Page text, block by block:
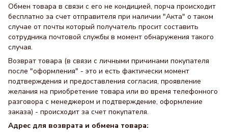
Обмен товара в связи с его не кондицией, порча происходит
бесплатно за счет отправителя при наличии "Акта" о таком
случае от почты который получатель просит составить
сотрудника почтовой службы в момент обнаружения такого
случая.
Возврат товара (в связи с личными причинами покупателя
после "оформления" - это и есть фактически момент
подтверждения и предоставления согласия, проявление
желания на приобретение товара или во время телефонного
разговора с менеджером и подтверждение, оформление
заказа) - происходит за счет покупателя.
Адрес для возврата и обмена товара: